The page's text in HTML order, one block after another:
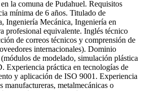
la comuna de Pudahuel. Requisitos
mínima de 6 años. Titulado de
Ingeniería Mecánica, Ingeniería en
profesional equivalente. Inglés técnico
de correos técnicos y comprensión de
internacionales). Dominio
de modelado, simulación plástica
Experiencia práctica en tecnologías de
y aplicación de ISO 9001. Experiencia
manufactureras, metalmecánicas o